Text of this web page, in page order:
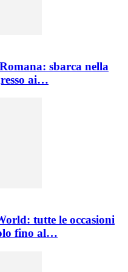
sbarca nella
ai…
tutte le occasioni
fino al…